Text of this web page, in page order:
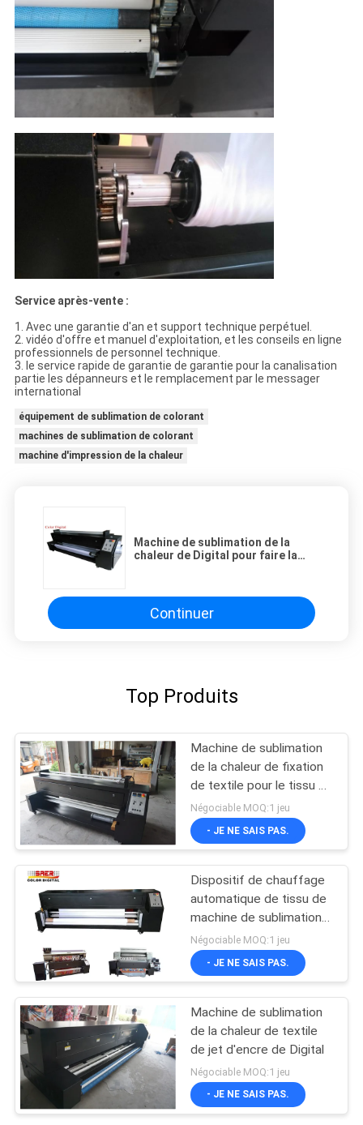
Service après-vente :
1. Avec une garantie d'an et support technique perpétuel.
2. vidéo d'offre et manuel d'exploitation, et les conseils en ligne
professionnels de personnel technique.
3. le service rapide de garantie de garantie pour la canalisation
partie les dépanneurs et le remplacement par le messager
international
équipement de sublimation de colorant
machines de sublimation de colorant
machine d'impression de la chaleur
Machine de sublimation de la
chaleur de Digital pour faire la
Continuer
Top Produits
Machine de sublimation
de la chaleur de fixation
de textile pour le tissu de
polyester
Négociable MOQ:1 jeu
- JE NE SAIS PAS.
Dispositif de chauffage
automatique de tissu de
machine de sublimation
de la chaleur avec du CE
diplômée
Négociable MOQ:1 jeu
- JE NE SAIS PAS.
Machine de sublimation
de la chaleur de textile
de jet d'encre de Digital
Négociable MOQ:1 jeu
- JE NE SAIS PAS.